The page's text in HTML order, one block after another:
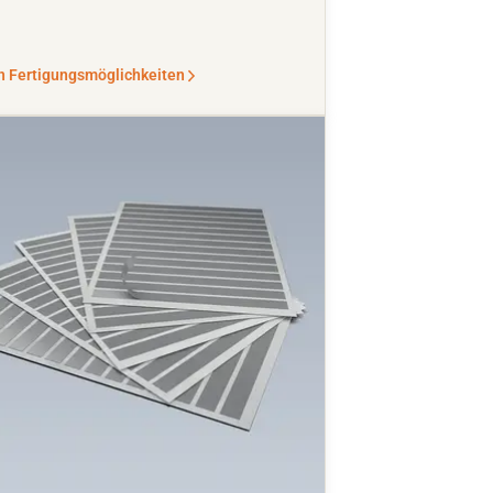
Fertigungsmöglichkeiten